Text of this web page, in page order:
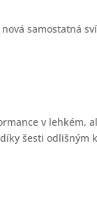
samostatná
v lehkém,
šesti